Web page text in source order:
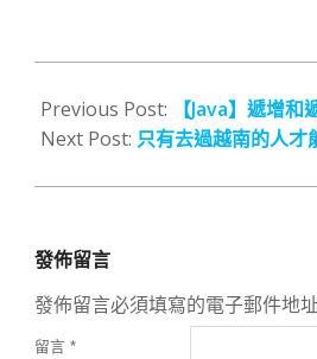
12-
12
Previous Post:
【Java】遞增
Next Post: 只有去過越南的人
發佈留言
發佈留言必須填寫的電子郵件地
留言 *